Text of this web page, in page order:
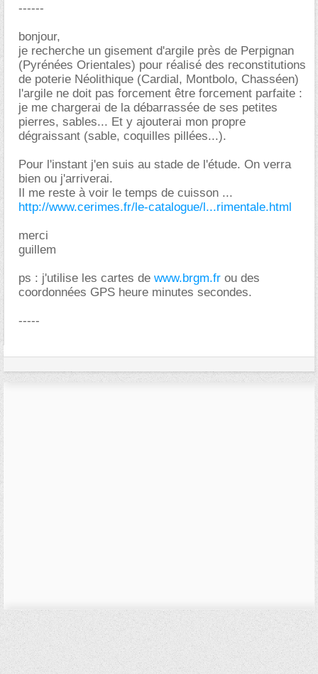
------
bonjour,
je recherche un gisement d'argile près de Perpignan
(Pyrénées Orientales) pour réalisé des reconstitutions
de poterie Néolithique (Cardial, Montbolo, Chasséen)
l'argile ne doit pas forcement être forcement parfaite :
je me chargerai de la débarrassée de ses petites
pierres, sables... Et y ajouterai mon propre
dégraissant (sable, coquilles pillées...).
Pour l'instant j'en suis au stade de l'étude. On verra
bien ou j'arriverai.
Il me reste à voir le temps de cuisson ...
http://www.cerimes.fr/le-catalogue/l...rimentale.html
merci
guillem
ps : j'utilise les cartes de www.brgm.fr ou des
coordonnées GPS heure minutes secondes.
-----